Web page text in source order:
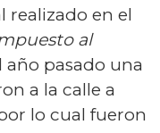
realizado en el
al
año pasado una
a la calle a
lo cual fueron